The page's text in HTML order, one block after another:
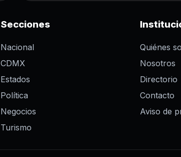
Secciones
Nacional
CDMX
Estados
Política
Negocios
Turismo
Quiénes
Nosotros
Directorio
Contacto
Aviso de